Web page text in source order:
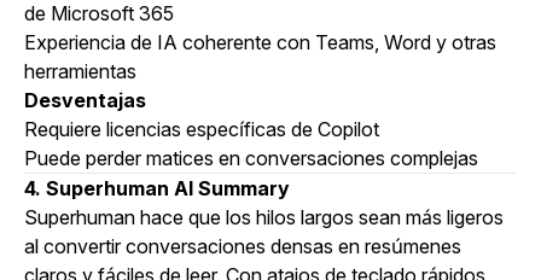
de Microsoft 365
Experiencia de IA coherente con Teams, Word y otras
herramientas
Desventajas
Requiere licencias específicas de Copilot
Puede perder matices en conversaciones complejas
4. Superhuman AI Summary
Superhuman hace que los hilos largos sean más ligeros
al convertir conversaciones densas en resúmenes